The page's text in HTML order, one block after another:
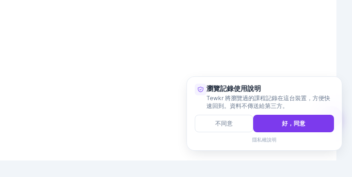
瀏覽記錄使用說明
Tewkr 將瀏覽過的課程記錄在這台裝置，方便快
速回到。資料不傳送給第三方。
不同意 好，同意
隱私權說明